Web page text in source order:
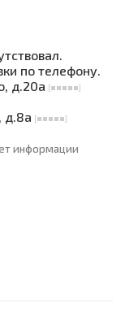
по телефону.
д.20а
д.8а
информации